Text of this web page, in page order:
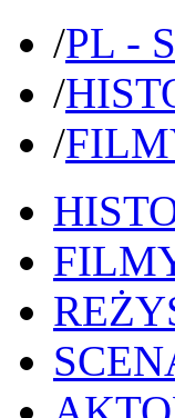
/PL -
/
/